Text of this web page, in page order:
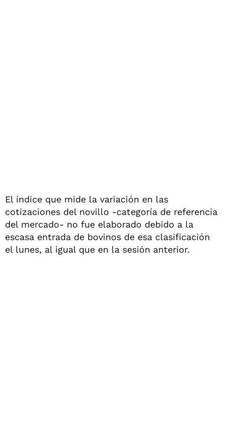
El índice que mide la variación en las
cotizaciones del novillo -categoría de referencia
del mercado- no fue elaborado debido a la
escasa entrada de bovinos de esa clasificación
el lunes, al igual que en la sesión anterior.